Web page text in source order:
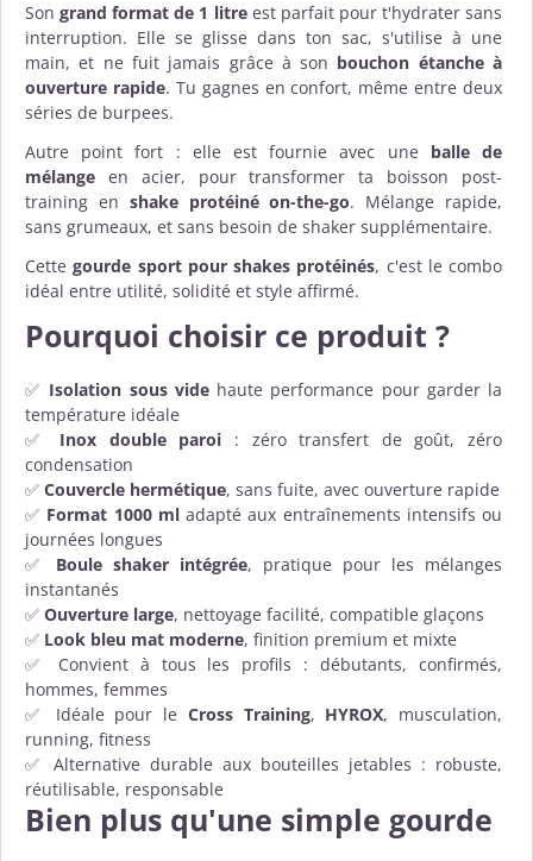
Songrand format de 1 litreest parfait pour t'hydrater sans
interruption. Elle se glisse dans ton sac, s'utilise à une
main, et ne fuit jamais grâce à son bouchon étanche à
ouverture rapide. Tu gagnes en confort, même entre deux
séries de burpees.
Autre point fort : elle est fournie avec une balle de
mélange en acier, pour transformer ta boisson post-
training en shake protéiné on-the-go. Mélange rapide,
sans grumeaux, et sans besoin de shaker supplémentaire.
Cettegourde sport pour shakes protéinés, c'est le combo
idéal entre utilité, solidité et style affirmé.
Pourquoi choisir ce produit ?
✅ Isolation sous videhaute performance pour garder la
température idéale
✅ Inox double paroi : zéro transfert de goût, zéro
condensation
✅ Couvercle hermétique, sans fuite, avec ouverture rapide
✅ Format 1000 mladapté aux entraînements intensifs ou
journées longues
✅ Boule shaker intégrée, pratique pour les mélanges
instantanés
✅ Ouverture large, nettoyage facilité, compatible glaçons
✅ Look bleu mat moderne, finition premium et mixte
✅ Convient à tous les profils : débutants, confirmés,
hommes, femmes
✅ Idéale pour le Cross Training, HYROX, musculation,
running, fitness
✅ Alternative durable aux bouteilles jetables : robuste,
réutilisable, responsable
Bien plus qu'une simple gourde